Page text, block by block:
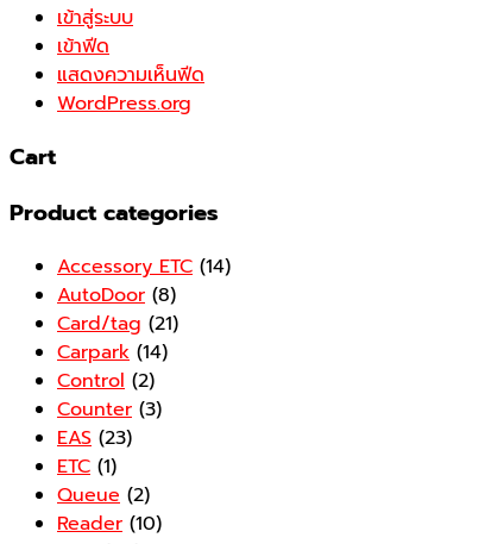
เข้าสู่ระบบ
เข้าฟีด
แสดงความเห็นฟีด
WordPress.org
Cart
Product categories
Accessory ETC (14)
AutoDoor (8)
Card/tag (21)
Carpark (14)
Control (2)
Counter (3)
EAS (23)
ETC (1)
Queue (2)
Reader (10)